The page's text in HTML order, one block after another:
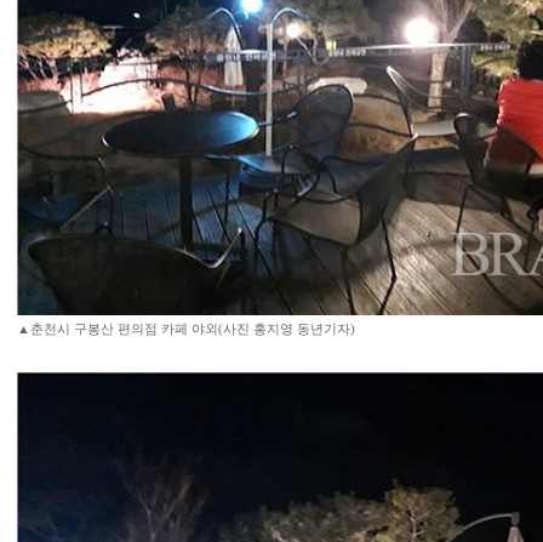
▲춘천시 구봉산 편의점 카페 야외(사진 홍지영 동년기자)